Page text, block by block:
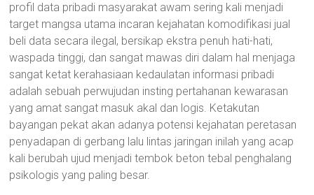
profil data pribadi masyarakat awam sering kali menjadi
target mangsa utama incaran kejahatan komodifikasi jual
beli data secara ilegal, bersikap ekstra penuh hati-hati,
waspada tinggi, dan sangat mawas diri dalam hal menjaga
sangat ketat kerahasiaan kedaulatan informasi pribadi
adalah sebuah perwujudan insting pertahanan kewarasan
yang amat sangat masuk akal dan logis. Ketakutan
bayangan pekat akan adanya potensi kejahatan peretasan
penyadapan di gerbang lalu lintas jaringan inilah yang acap
kali berubah ujud menjadi tembok beton tebal penghalang
psikologis yang paling besar.